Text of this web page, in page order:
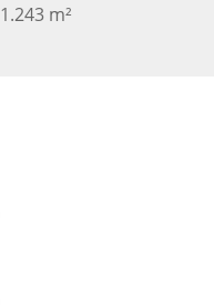
1.243 m²